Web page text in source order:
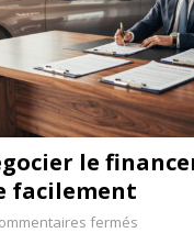
le
facilement
fermés